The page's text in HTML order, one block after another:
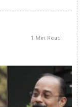
1 Min Read